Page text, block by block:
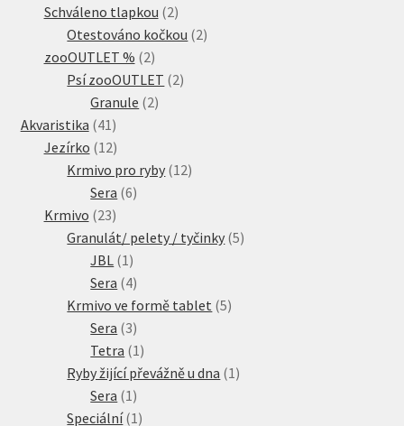
produkty
Schváleno tlapkou 22
produkty
Otestováno kočkou 22
zooOUTLET % 22
produkty
Psí zooOUTLET 22
Granule 22
Akvaristika 41 41
produktů
Jezírko 1212
produktů
Krmivo pro ryby 1212
Sera 66
Krmivo 2323
produktů
Granulát/ pelety / tyčinky 55
JBL 1 1
produkt
Sera 44
produkty
Krmivo ve formě tablet 55
Sera 33
produkty
Tetra 1 1
produkt
Ryby žijící převážně u dna 1 1
Sera 1 1
produkt
Speciální 1 1